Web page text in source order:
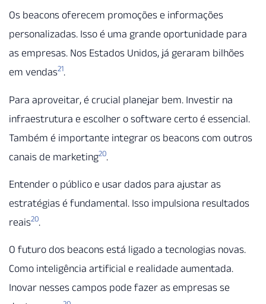
Os beacons oferecem promoções e informações
personalizadas. Isso é uma grande oportunidade para
as empresas. Nos Estados Unidos, já geraram bilhões
em vendas21.
Para aproveitar, é crucial planejar bem. Investir na
infraestrutura e escolher o software certo é essencial.
Também é importante integrar os beacons com outros
canais de marketing20.
Entender o público e usar dados para ajustar as
estratégias é fundamental. Isso impulsiona resultados
reais20.
O futuro dos beacons está ligado a tecnologias novas.
Como inteligência artificial e realidade aumentada.
Inovar nesses campos pode fazer as empresas se